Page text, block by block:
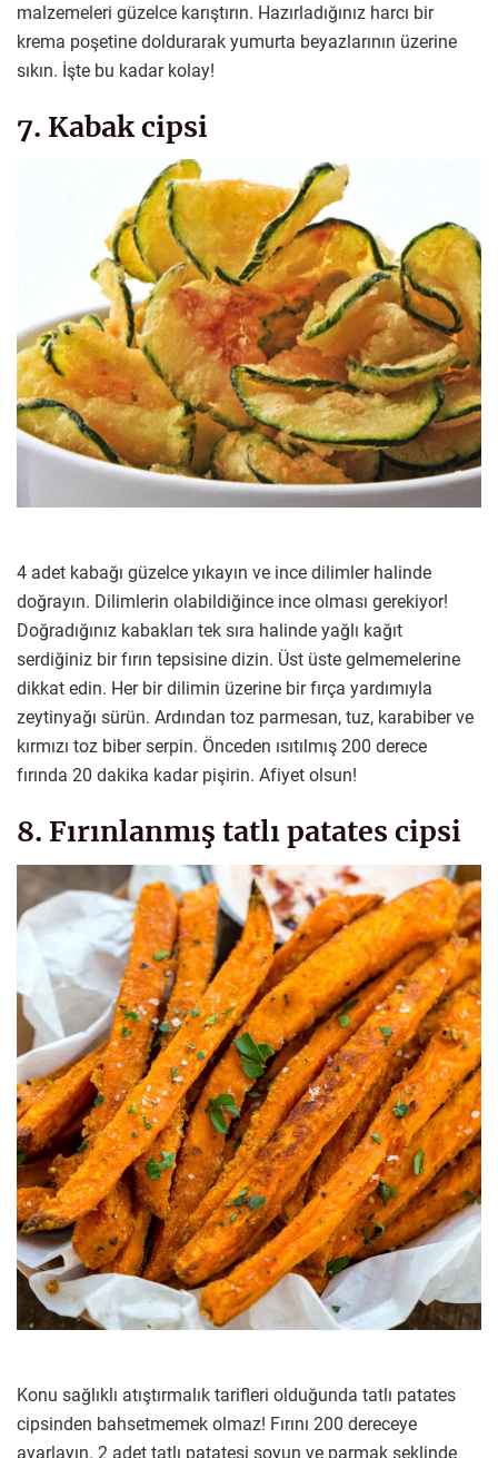
malzemeleri güzelce karıştırın. Hazırladığınız harcı bir
krema poşetine doldurarak yumurta beyazlarının üzerine
sıkın. İşte bu kadar kolay!
7. Kabak cipsi
4 adet kabağı güzelce yıkayın ve ince dilimler halinde
doğrayın. Dilimlerin olabildiğince ince olması gerekiyor!
Doğradığınız kabakları tek sıra halinde yağlı kağıt
serdiğiniz bir fırın tepsisine dizin. Üst üste gelmemelerine
dikkat edin. Her bir dilimin üzerine bir fırça yardımıyla
zeytinyağı sürün. Ardından toz parmesan, tuz, karabiber ve
kırmızı toz biber serpin. Önceden ısıtılmış 200 derece
fırında 20 dakika kadar pişirin. Afiyet olsun!
8. Fırınlanmış tatlı patates cipsi
Konu sağlıklı atıştırmalık tarifleri olduğunda tatlı patates
cipsinden bahsetmemek olmaz! Fırını 200 dereceye
ayarlayın. 2 adet tatlı patatesi soyun ve parmak şeklinde